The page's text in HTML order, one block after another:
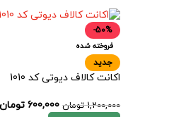
-50%
فروخته شده
جدید
اکانت کالاف دیوتی کد 1010
1,200,000 تومان 600,000 تومان